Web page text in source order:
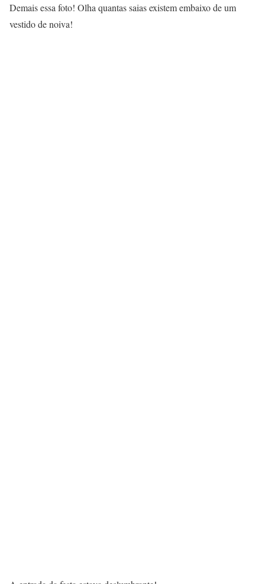
Demais essa foto! Olha quantas saias existem embaixo de um
vestido de noiva!